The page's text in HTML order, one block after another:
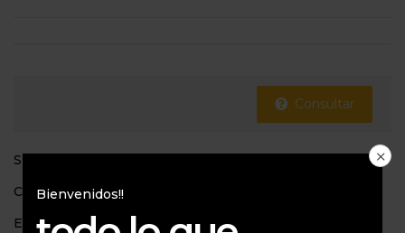
Consultar
SKU:
Categorías: Filtros de aire
Etiquetas: MIW MT09 YAMAHA
Bienvenidos!!